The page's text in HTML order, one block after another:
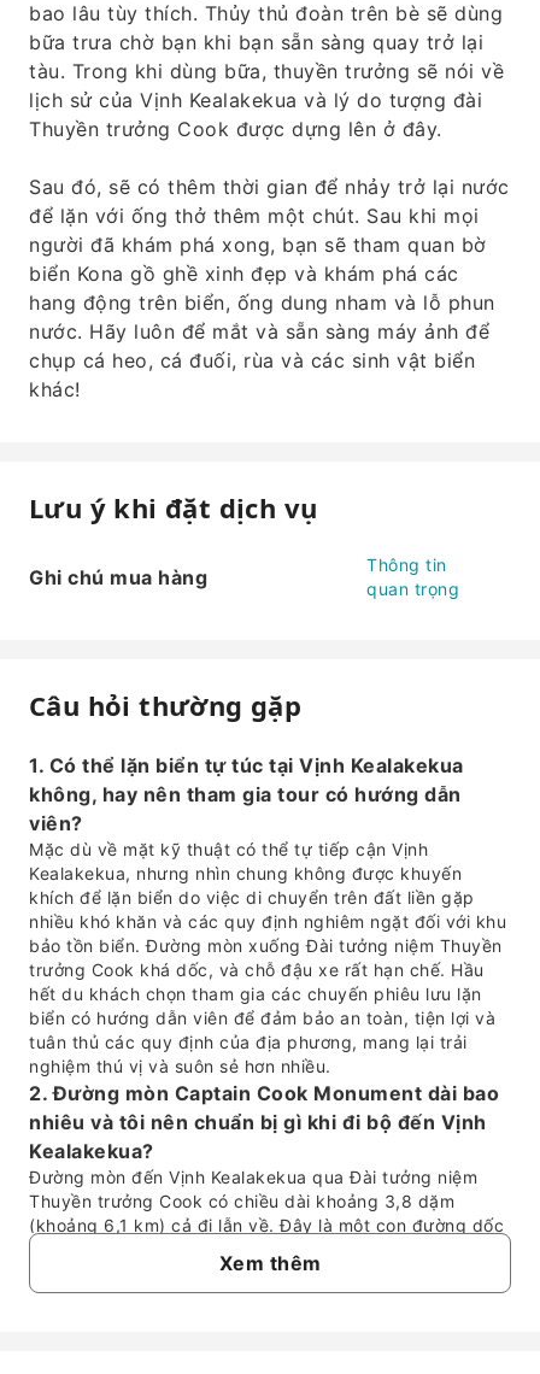
bao lâu tùy thích. Thủy thủ đoàn trên bè sẽ dùng
bữa trưa chờ bạn khi bạn sẵn sàng quay trở lại
tàu. Trong khi dùng bữa, thuyền trưởng sẽ nói về
lịch sử của Vịnh Kealakekua và lý do tượng đài
Thuyền trưởng Cook được dựng lên ở đây.
Sau đó, sẽ có thêm thời gian để nhảy trở lại nước
để lặn với ống thở thêm một chút. Sau khi mọi
người đã khám phá xong, bạn sẽ tham quan bờ
biển Kona gồ ghề xinh đẹp và khám phá các
hang động trên biển, ống dung nham và lỗ phun
nước. Hãy luôn để mắt và sẵn sàng máy ảnh để
chụp cá heo, cá đuối, rùa và các sinh vật biển
khác!
Lưu ý khi đặt dịch vụ
Ghi chú mua hàng
Thông tin
quan trọng
Câu hỏi thường gặp
1. Có thể lặn biển tự túc tại Vịnh Kealakekua
không, hay nên tham gia tour có hướng dẫn
viên?
Mặc dù về mặt kỹ thuật có thể tự tiếp cận Vịnh
Kealakekua, nhưng nhìn chung không được khuyến
khích để lặn biển do việc di chuyển trên đất liền gặp
nhiều khó khăn và các quy định nghiêm ngặt đối với khu
bảo tồn biển. Đường mòn xuống Đài tưởng niệm Thuyền
trưởng Cook khá dốc, và chỗ đậu xe rất hạn chế. Hầu
hết du khách chọn tham gia các chuyến phiêu lưu lặn
biển có hướng dẫn viên để đảm bảo an toàn, tiện lợi và
tuân thủ các quy định của địa phương, mang lại trải
nghiệm thú vị và suôn sẻ hơn nhiều.
2. Đường mòn Captain Cook Monument dài bao
nhiêu và tôi nên chuẩn bị gì khi đi bộ đến Vịnh
Kealakekua?
Đường mòn đến Vịnh Kealakekua qua Đài tưởng niệm
Thuyền trưởng Cook có chiều dài khoảng 3,8 dặm
(khoảng 6,1 km) cả đi lẫn về. Đây là một con đường dốc
đến đáy và lâu hơn để quay trở lại do đường lên dốc.
Con đường không trải nhựa, không bằng phẳng và phơi
Xem thêm